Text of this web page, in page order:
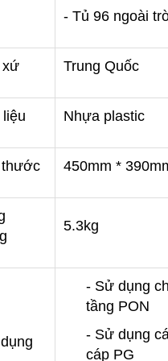
720C cho phép
- Tủ 96 ngoài
xứ Trung Quốc
Nhựa plastic
450mm *
5.3kg
- Sử dụng
tầng PON
- Sử dụng
cáp PG